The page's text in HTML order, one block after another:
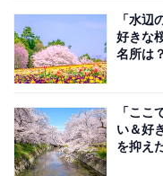
「水辺
好きな
名所は
「ここ
い＆好
を抑え